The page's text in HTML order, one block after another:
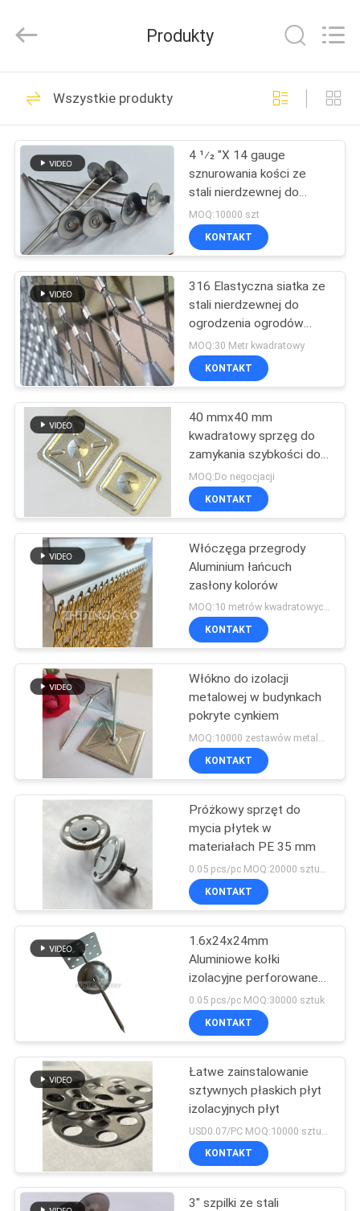
DOMU
PRODUKTY
NAS
WYCIECZKA
PO
FABRYCE
KONTROLA
JAKOŚCI
SKONTAKTUJ
NAMI
AKTUALNOŚCI
PRZYPADKI
SITEMAP
PRIVACY
POLICY
Product
Limited.
Reserved.
Samoprzylepne
izolacyjne szpilki
137
Kołki kotwiące
izolacji
162
Metalowe siatki
Drapery
113
Architektoniczna
siatka druciana
113
Podkładki do płyt
tylnych płytek
62
Szpilki do spawania
kręgli
maszyna do
spawania szpilkami
Produkty
Wszystkie produkty
4 1⁄2 "X 14 gauge
sznurowania kości ze
stali nierdzewnej do
mocowania izolacji
wyjmowane osłony
MOQ:10000 szt
KONTAKT
316 Elastyczna siatka ze
stali nierdzewnej do
ogrodzenia ogrodów
zoologicznych
MOQ:30 Metr kwadratowy
KONTAKT
40 mmx40 mm
kwadratowy sprzęg do
zamykania szybkości do
mocowania kotwiców
izolacyjnych
MOQ:Do negocjacji
KONTAKT
Włóczęga przegrody
Aluminium łańcuch
zasłony kolorów
MOQ:10 metrów kwadratowych aluminiowych zasłon łańcuchowych
KONTAKT
Włókno do izolacji
metalowej w budynkach
pokryte cynkiem
MOQ:10000 zestawów metalowego wieszaka samoprzylepnego do izolacji budynków
KONTAKT
Próżkowy sprzęt do
mycia płytek w
materiałach PE 35 mm
KONTAKT
1.6x24x24mm
Aluminiowe kołki
izolacyjne perforowane
samoprzylepne do
mocowania izolacji ścian
zewnętrznych
0.05 pcs/pc MOQ:30000 sztuk
KONTAKT
Łatwe zainstalowanie
sztywnych płaskich płyt
izolacyjnych płyt
KONTAKT
3" szpilki ze stali